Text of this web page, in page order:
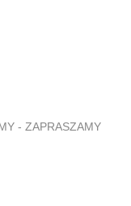
- ZAPRASZAMY